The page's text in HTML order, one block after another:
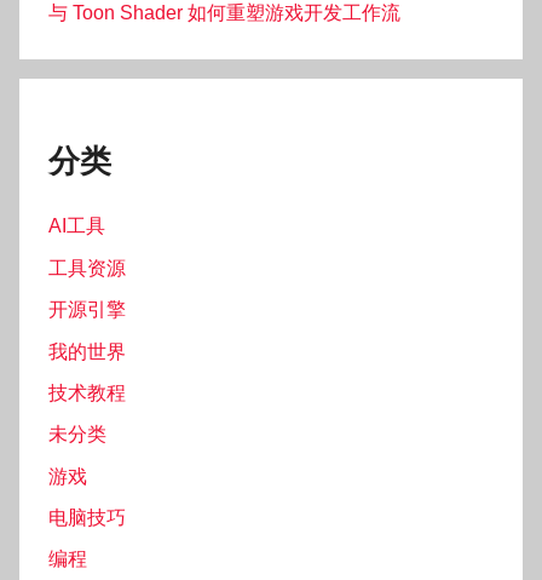
与 Toon Shader 如何重塑游戏开发工作流
分类
AI工具
工具资源
开源引擎
我的世界
技术教程
未分类
游戏
电脑技巧
编程